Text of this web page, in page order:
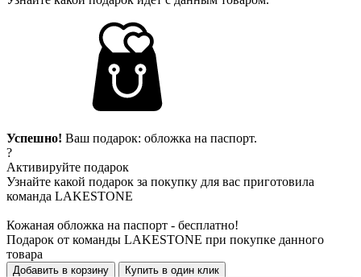
Успешно! Ваш подарок: обложка на паспорт.
?
Активируйте подарок
Узнайте какой подарок за покупку для вас приготовила
команда LAKESTONE
Кожаная обложка на паспорт - бесплатно!
Подарок от команды LAKESTONE при покупке данного
товара
Добавить в корзину Купить в один клик